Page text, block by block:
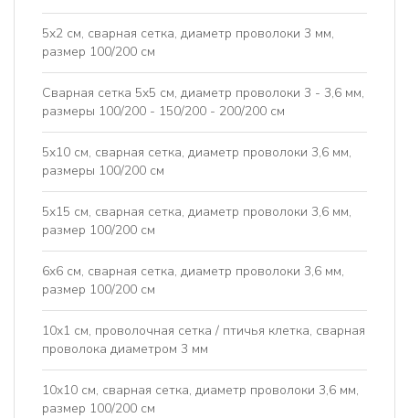
5x2 см, сварная сетка, диаметр проволоки 3 мм,
размер 100/200 см
Сварная сетка 5x5 см, диаметр проволоки 3 - 3,6 мм,
размеры 100/200 - 150/200 - 200/200 см
5x10 см, сварная сетка, диаметр проволоки 3,6 мм,
размеры 100/200 см
5x15 см, сварная сетка, диаметр проволоки 3,6 мм,
размер 100/200 см
6x6 см, сварная сетка, диаметр проволоки 3,6 мм,
размер 100/200 см
10х1 см, проволочная сетка / птичья клетка, сварная
проволока диаметром 3 мм
10x10 см, сварная сетка, диаметр проволоки 3,6 мм,
размер 100/200 см